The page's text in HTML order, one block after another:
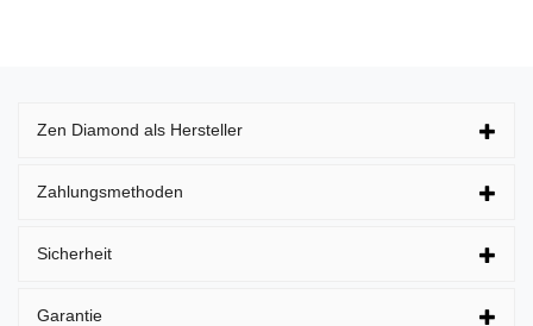
Zen Diamond als Hersteller
Zahlungsmethoden
Sicherheit
Garantie